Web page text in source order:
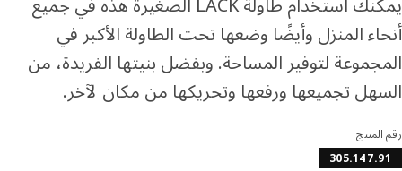
المنزل وأيضًا وضعها تحت الطاولة الأكبر في
لتوفير المساحة. وبفضل بنيتها الفريدة، من
تجميعها ورفعها وتحريكها من مكان لآخر.